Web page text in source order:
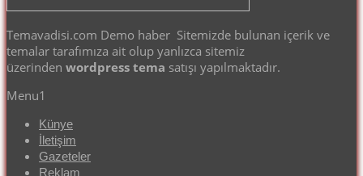
Temavadisi.com Demo haber Sitemizde bulunan içerik ve
temalar tarafımıza ait olup yanlızca sitemiz
üzerinden wordpress tema satışı yapılmaktadır.
Menu1
Künye
İletişim
Gazeteler
Reklam